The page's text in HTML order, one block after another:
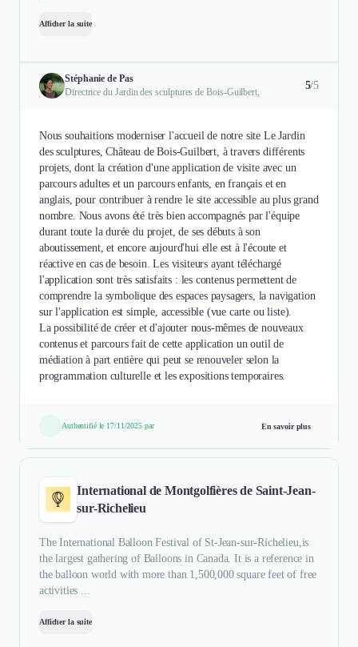
Afficher la suite
Stéphanie de Pas
Directrice du Jardin des sculptures de Bois-Guilbert,
5/5
Nous souhaitions moderniser l'accueil de notre site Le Jardin
des sculptures, Château de Bois-Guilbert, à travers différents
projets, dont la création d'une application de visite avec un
parcours adultes et un parcours enfants, en français et en
anglais, pour contribuer à rendre le site accessible au plus grand
nombre. Nous avons été très bien accompagnés par l'équipe
durant toute la durée du projet, de ses débuts à son
aboutissement, et encore aujourd'hui elle est à l'écoute et
réactive en cas de besoin. Les visiteurs ayant téléchargé
l'application sont très satisfaits : les contenus permettent de
comprendre la symbolique des espaces paysagers, la navigation
sur l'application est simple, accessible (vue carte ou liste).
La possibilité de créer et d'ajouter nous-mêmes de nouveaux
contenus et parcours fait de cette application un outil de
médiation à part entière qui peut se renouveler selon la
programmation culturelle et les expositions temporaires.
Authentifié le 17/11/2025 par En savoir plus
International de Montgolfières de Saint-Jean-
sur-Richelieu
The International Balloon Festival of St-Jean-sur-Richelieu,is
the largest gathering of Balloons in Canada. It is a reference in
the balloon world with more than 1,500,000 square feet of free
activities ...
Afficher la suite